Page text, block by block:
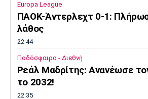
Europa League
ΠΑΟΚ-Άντερλεχτ 0-1:
λάθος
22:44
Ποδόσφαιρο - Διεθνή
Ρεάλ Μαδρίτης: Ανανέωσε
το 2032!
22:35